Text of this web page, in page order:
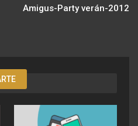
Amigus-Party verán-2012